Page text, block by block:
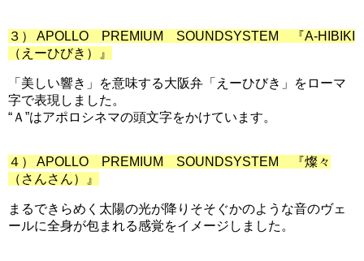
３） APOLLO PREMIUM SOUNDSYSTEM 『A-HIBIKI
（えーひびき）』
「美しい響き」を意味する大阪弁「えーひびき」をローマ
字で表現しました。
“Ａ”はアポロシネマの頭文字をかけています。
４） APOLLO PREMIUM SOUNDSYSTEM 『燦々
（さんさん）』
まるできらめく太陽の光が降りそそぐかのような音のヴェ
ールに全身が包まれる感覚をイメージしました。